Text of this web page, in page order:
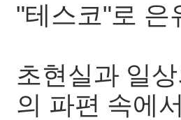
"테스코"로 은
초현실과 일
의 파편 속에